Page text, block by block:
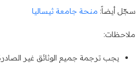
سجّل أيضاً: منحة جامعة ثيساليا
ملاحظات:
يجب ترجمة جميع الوثائق غير